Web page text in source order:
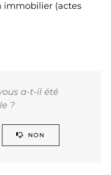
immobilier (actes
a-t-il été
?
NON